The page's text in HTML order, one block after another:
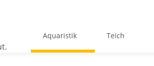
Aquaristik Teich